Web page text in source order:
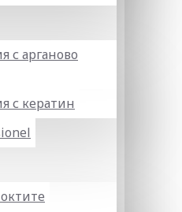
с арганово
с кератин